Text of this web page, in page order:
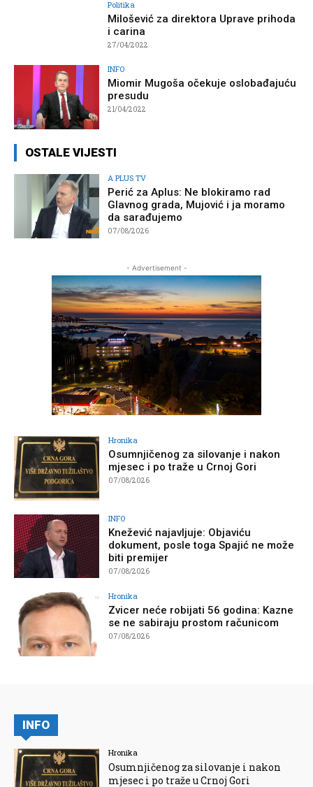
Politika
Milošević za direktora Uprave prihoda
i carina
27/04/2022
INFO
Miomir Mugoša očekuje oslobađajuću
presudu
21/04/2022
OSTALE VIJESTI
A PLUS TV
Perić za Aplus: Ne blokiramo rad
Glavnog grada, Mujović i ja moramo
da sarađujemo
07/08/2026
- Advertisement -
Hronika
Osumnjičenog za silovanje i nakon
mjesec i po traže u Crnoj Gori
07/08/2026
INFO
Knežević najavljuje: Objaviću
dokument, posle toga Spajić ne može
biti premijer
07/08/2026
Hronika
Zvicer neće robijati 56 godina: Kazne
se ne sabiraju prostom računicom
07/08/2026
INFO
Hronika
Osumnjičenog za silovanje i nakon
mjesec i po traže u Crnoj Gori